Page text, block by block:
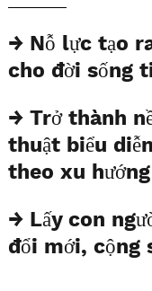
→ Nỗ lực tạo
cho đời sống
→ Trở thành
thuật biểu
theo xu
→ Lấy con
đổi mới, cộng